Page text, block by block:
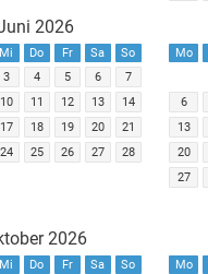
2026
Mi Do Fr Sa
So
3 4 5 6
7
10 11 12 13
14
17 18 19 20
21
24 25 26 27
28
Mo
6
13
20
27
2026
Mi Do Fr Sa
So
Mo